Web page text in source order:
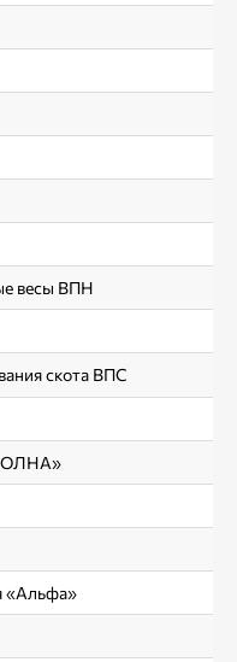
весы ВПН
скота ВПС
«Альфа»